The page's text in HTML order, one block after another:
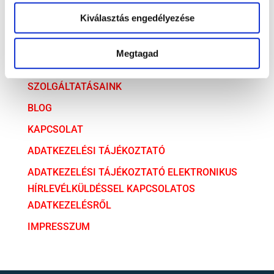
Kiválasztás engedélyezése
Megtagad
ARCHÍVUM
ARCHÍVUM
AZ ÜGYVÉDI TÁRSULÁS
SZOLGÁLTATÁSAINK
BLOG
KAPCSOLAT
ADATKEZELÉSI TÁJÉKOZTATÓ
ADATKEZELÉSI TÁJÉKOZTATÓ ELEKTRONIKUS
HÍRLEVÉLKÜLDÉSSEL KAPCSOLATOS
ADATKEZELÉSRŐL
IMPRESSZUM